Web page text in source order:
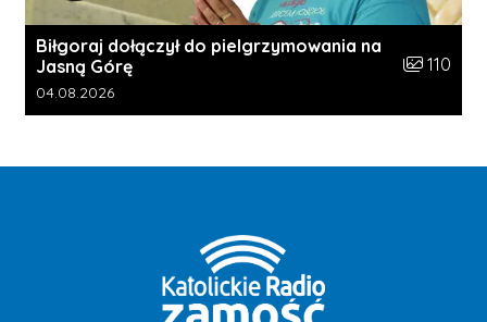
Biłgoraj dołączył do pielgrzymowania na
Jasną Górę
Liczba
110
Data dodania galerii:
04.08.2026